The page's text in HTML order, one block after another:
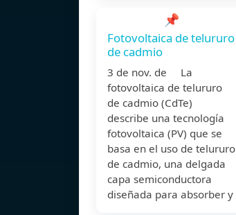
📌
Fotovoltaica de telururo
de cadmio
3 de nov. de La
fotovoltaica de telururo
de cadmio (CdTe)
describe una tecnología
fotovoltaica (PV) que se
basa en el uso de telururo
de cadmio, una delgada
capa semiconductora
diseñada para absorber y